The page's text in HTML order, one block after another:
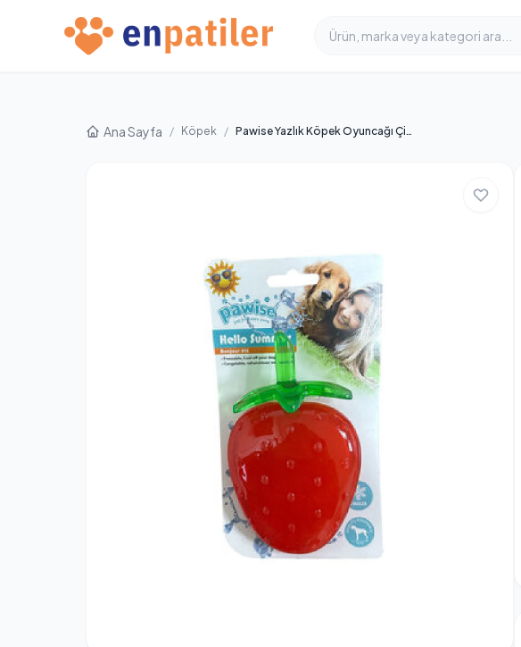
Ana Sayfa / Köpek / Pawise Yazlık Köpek Oyuncağı Çilek